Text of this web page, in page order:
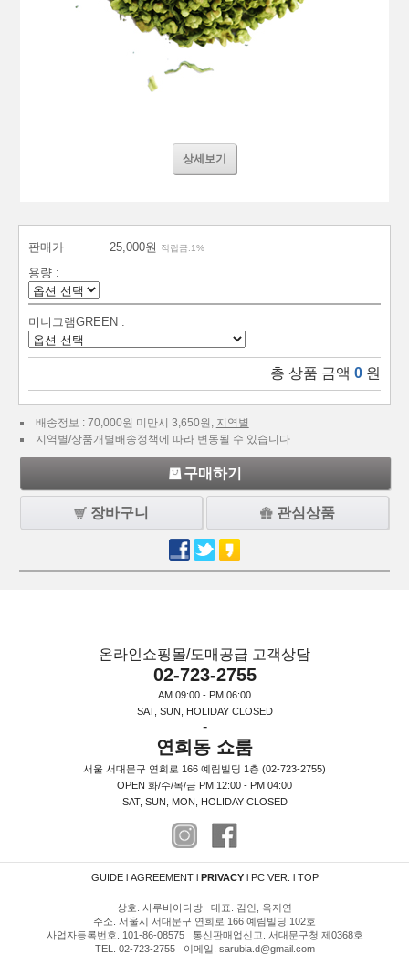
상세보기
판매가 25,000원 적립금:1%
용량 :
미니그램GREEN :
총 상품 금액 0 원
배송정보 : 70,000원 미만시 3,650원, 지역별
지역별/상품개별배송정책에 따라 변동될 수 있습니다
구매하기
장바구니 관심상품
온라인쇼핑몰/도매공급 고객상담
02-723-2755
AM 09:00 - PM 06:00
SAT, SUN, HOLIDAY CLOSED
-
연희동 쇼룸
서울 서대문구 연희로 166 예림빌딩 1층 (02-723-2755)
OPEN 화/수/목/금 PM 12:00 - PM 04:00
SAT, SUN, MON, HOLIDAY CLOSED
GUIDEl AGREEMENTl PRIVACYl PC VER. l TOP
상호. 사루비아다방 대표. 김인, 옥지연
주소. 서울시 서대문구 연희로 166 예림빌딩 102호
사업자등록번호. 101-86-08575 통신판매업신고. 서대문구청 제0368호
TEL. 02-723-2755 이메일. sarubia.d@gmail.com